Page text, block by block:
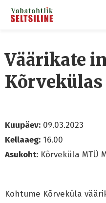
Väärikate
Kõrvekülas
Kuupäev: 09.03.2023
Kellaaeg: 16.00
Asukoht: Kõrveküla MTÜ
Kohtume Kõrveküla